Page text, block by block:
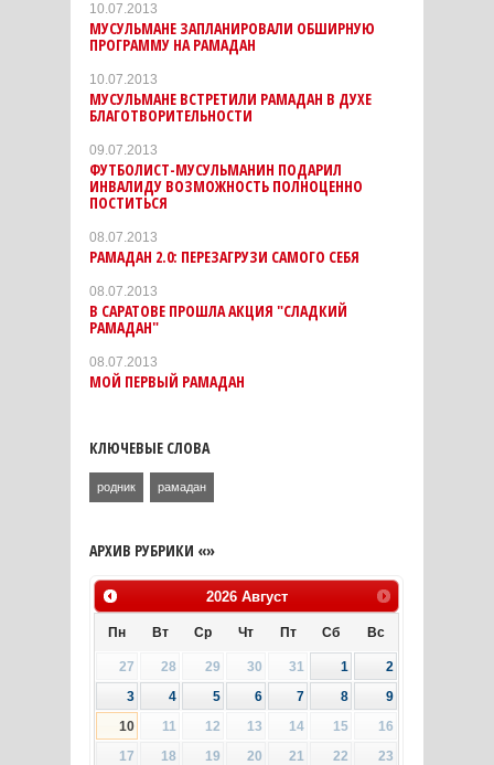
10.07.2013
МУСУЛЬМАНЕ ЗАПЛАНИРОВАЛИ ОБШИРНУЮ
ПРОГРАММУ НА РАМАДАН
10.07.2013
МУСУЛЬМАНЕ ВСТРЕТИЛИ РАМАДАН В ДУХЕ
БЛАГОТВОРИТЕЛЬНОСТИ
09.07.2013
ФУТБОЛИСТ-МУСУЛЬМАНИН ПОДАРИЛ
ИНВАЛИДУ ВОЗМОЖНОСТЬ ПОЛНОЦЕННО
ПОСТИТЬСЯ
08.07.2013
РАМАДАН 2.0: ПЕРЕЗАГРУЗИ САМОГО СЕБЯ
08.07.2013
В САРАТОВЕ ПРОШЛА АКЦИЯ "СЛАДКИЙ
РАМАДАН"
08.07.2013
МОЙ ПЕРВЫЙ РАМАДАН
КЛЮЧЕВЫЕ СЛОВА
родник рамадан
АРХИВ РУБРИКИ «»
2026 Август
Пн Вт Ср Чт Пт Сб Вс
27 28 29 30 31 1
2
3
4 5 6 7 8
9
10
11 12 13 14 15
16
17
18 19 20 21 22
23